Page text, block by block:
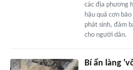
các địa phương
hậu quả cơn
phát sinh, đảm
cho người dân.
Bí ẩn làng